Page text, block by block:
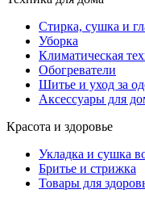
Стирка, сушка и
Уборка
Климатическая
Обогреватели
Шитье и уход за
Аксессуары для
Красота и здоровье
Укладка и сушка
Бритье и стрижка
Товары для